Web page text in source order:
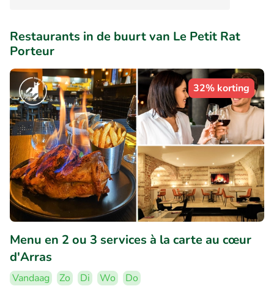
Restaurants in de buurt van Le Petit Rat
Porteur
32% korting
Menu en 2 ou 3 services à la carte au cœur
d'Arras
Vandaag Zo Di Wo
Do